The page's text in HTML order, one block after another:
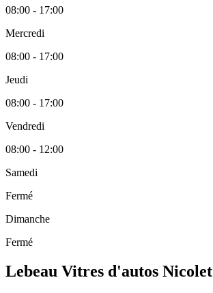
08:00 - 17:00
Mercredi
08:00 - 17:00
Jeudi
08:00 - 17:00
Vendredi
08:00 - 12:00
Samedi
Fermé
Dimanche
Fermé
Lebeau Vitres d'autos Nicolet